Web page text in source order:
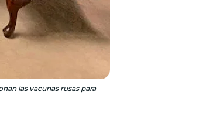
las vacunas rusas para